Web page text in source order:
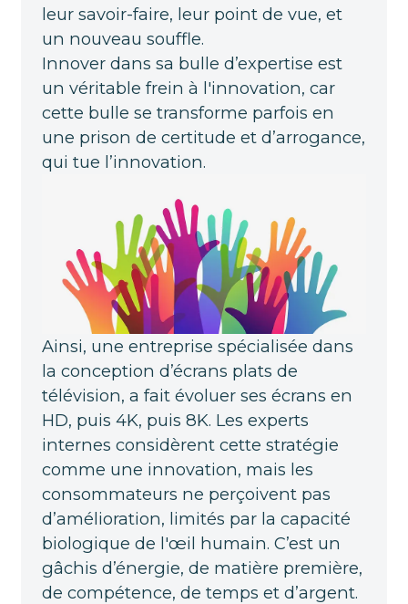
leur savoir-faire, leur point de vue, et
un nouveau souffle.
Innover dans sa bulle d’expertise est
un véritable frein à l'innovation, car
cette bulle se transforme parfois en
une prison de certitude et d’arrogance,
qui tue l’innovation.
Ainsi, une entreprise spécialisée dans
la conception d’écrans plats de
télévision, a fait évoluer ses écrans en
HD, puis 4K, puis 8K. Les experts
internes considèrent cette stratégie
comme une innovation, mais les
consommateurs ne perçoivent pas
d’amélioration, limités par la capacité
biologique de l'œil humain. C’est un
gâchis d’énergie, de matière première,
de compétence, de temps et d’argent.